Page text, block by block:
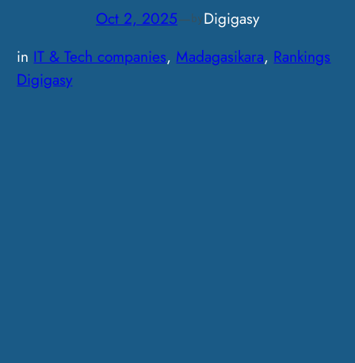
Oct 2, 2025— byDigigasy
in IT & Tech companies, Madagasikara, Rankings
Digigasy